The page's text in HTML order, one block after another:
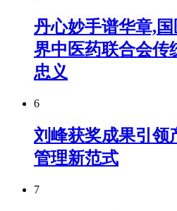
丹心妙手谱华章,
界中医药联合会
忠义
6
刘峰获奖成果引领
管理新范式
7